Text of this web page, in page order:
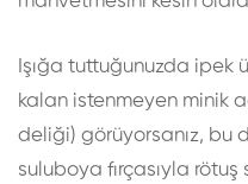
Işığa tuttuğunuzda ipek
kalan istenmeyen minik
deliği) görüyorsanız, bu
suluboya fırçasıyla rötuş